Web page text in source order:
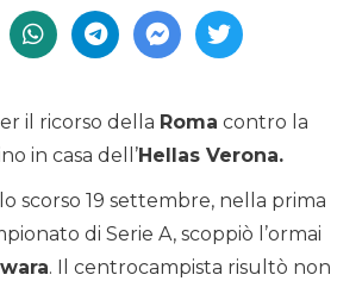
il ricorso della Roma contro la
in casa dell’Hellas Verona.
scorso 19 settembre, nella prima
di Serie A, scoppiò l’ormai
. Il centrocampista risultò non